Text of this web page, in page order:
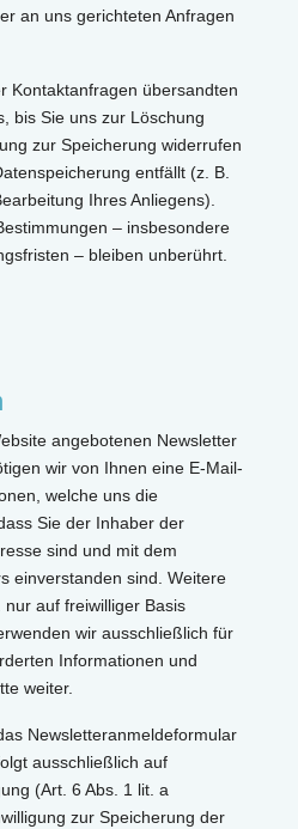
an uns gerichteten Anfragen
Kontaktanfragen übersandten
bis Sie uns zur Löschung
zur Speicherung widerrufen
entfällt (z. B.
Ihres Anliegens).
– insbesondere
– bleiben unberührt.
angebotenen Newsletter
wir von Ihnen eine E-Mail-
welche uns die
Sie der Inhaber der
sind und mit dem
einverstanden sind. Weitere
auf freiwilliger Basis
wir ausschließlich für
Informationen und
weiter.
Newsletteranmeldeformular
ausschließlich auf
(Art. 6 Abs. 1 lit. a
zur Speicherung der